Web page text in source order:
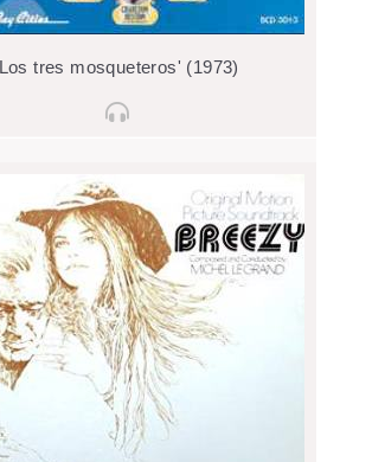
tres mosqueteros' (1973)